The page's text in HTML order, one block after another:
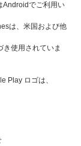
Androidでご利用い
は、米国および他
き使用されていま
Play ロゴは、